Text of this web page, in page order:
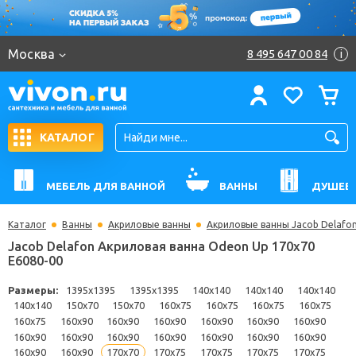
Москва 8 495 647 00 84 i
КАТАЛОГ
МЕБЕЛЬ ДЛЯ ВАННОЙ ВАННЫ
Каталог Ванны Акриловые ванны Акриловые ванны Jacob
E6080-00
Размеры: 1395x1395 1395x1395 140x140 140x140
140x140 150x70 150x70 160x75 160x75 160x75